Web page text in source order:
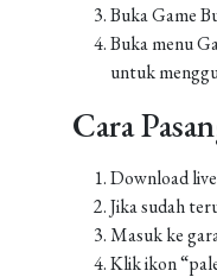
Buka Game
Buka menu
untuk
Cara
Download
Jika sudah
Masuk ke
Klik ikon